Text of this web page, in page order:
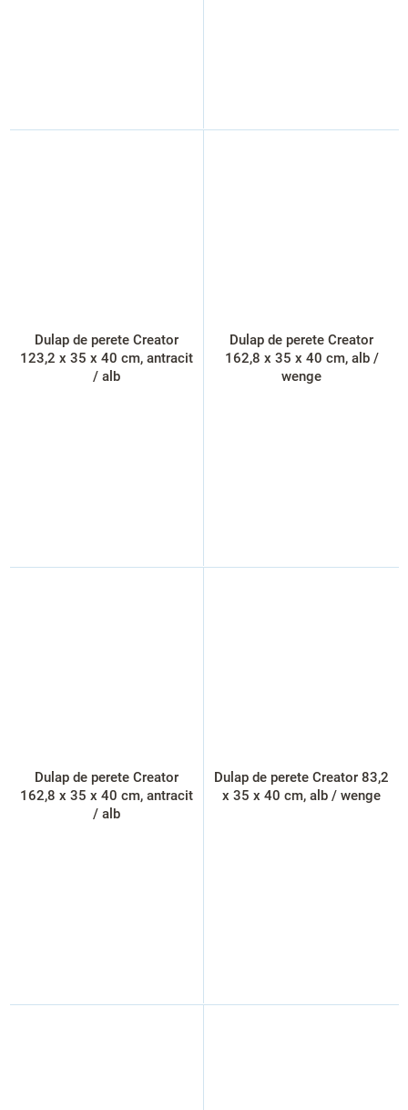
Dulap de perete Creator
123,2 x 35 x 40 cm, antracit
/ alb
Dulap de perete Creator
162,8 x 35 x 40 cm, alb /
wenge
Dulap de perete Creator
162,8 x 35 x 40 cm, antracit
/ alb
Dulap de perete Creator 83,2
x 35 x 40 cm, alb / wenge